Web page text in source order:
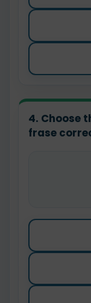
4. Choose
frase